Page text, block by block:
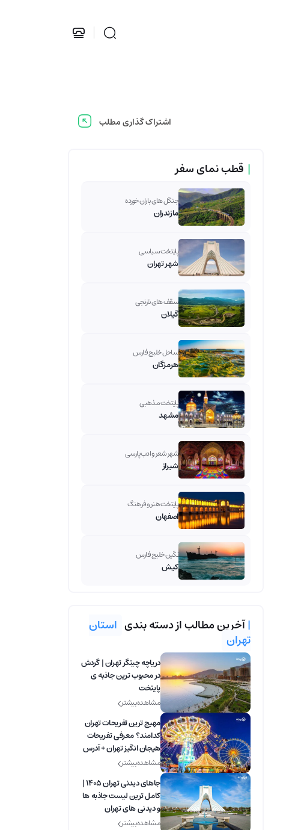
اشتراک گذاری مطلب
| قطب نمای سفر
جنگل های باران خورده
مازندران
پایتخت سیاسی
شهر تهران
سقف های نارنجی
گیلان
ساحل خلیج فارس
هرمزگان
پایتخت مذهبی
مشهد
شهر شعر و ادب پارسی
شیراز
پایتخت هنر و فرهنگ
اصفهان
نگین خلیج فارس
کیش
|آخرین مطالب از دسته بندی استان
تهران
دریاچه چیتگر تهران | گردش
در محبوب ترین جاذبه ی
پایتخت
مشاهده بیشتر
مهیج ترین تفریحات تهران
کدامند؟ معرفی تفریحات
هیجان انگیز تهران + آدرس
مشاهده بیشتر
جاهای دیدنی تهران 1405 |
کامل ترین لیست جاذبه ها
و دیدنی های تهران
مشاهده بیشتر